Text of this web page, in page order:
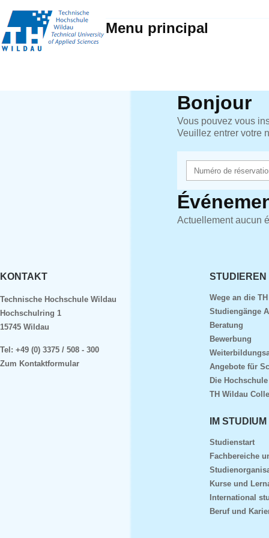
Menu principal
Bonjour
Vous pouvez vous
Veuillez entrer votre
Actuellement aucun
KONTAKT
Technische Hochschule Wildau
Hochschulring 1
15745 Wildau
Tel: +49 (0) 3375 / 508 - 300
Zum Kontaktformular
Wege an die
Studiengänge
Beratung
Bewerbung
Angebote für
Die
TH Wildau
IM STUDIUM
Studienstart
Fachbereiche
Kurse und
International
Beruf und